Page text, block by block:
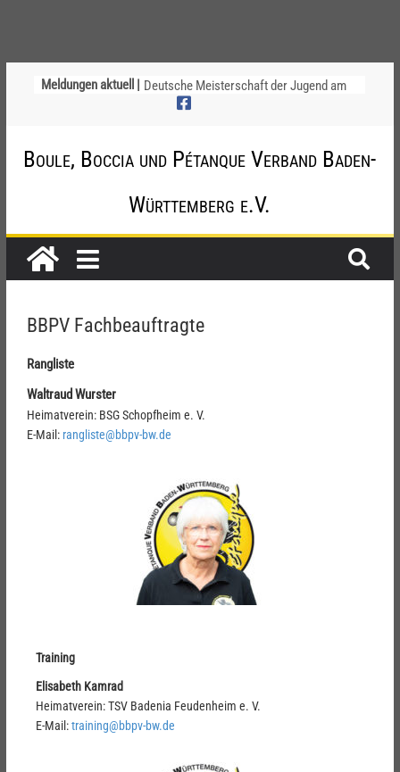
Meldungen aktuell | Deutsche Meisterschaft der Jugend am
12. / 13. September 2026 – die
Einladung zur Jugendvollversammlung
am 20.09.2026
2026
Jahr beim TSV Badenia Feudenheim
Boule, Boccia und Pétanque Verband Baden-
Württemberg e.V.
BBPV Fachbeauftragte
Rangliste
Waltraud Wurster
Heimatverein: BSG Schopfheim e. V.
E-Mail: rangliste@bbpv-bw.de
Training
Elisabeth Kamrad
Heimatverein: TSV Badenia Feudenheim e. V.
E-Mail:training@bbpv-bw.de